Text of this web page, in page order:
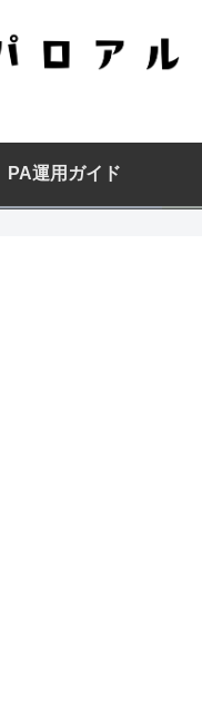
PA運用ガイド